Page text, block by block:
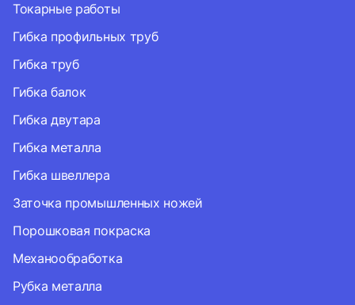
Токарные работы
Гибка профильных труб
Гибка труб
Гибка балок
Гибка двутара
Гибка металла
Гибка швеллера
Заточка промышленных ножей
Порошковая покраска
Механообработка
Рубка металла